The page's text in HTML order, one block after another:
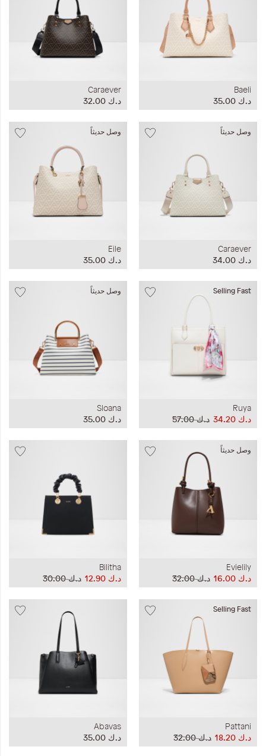
Baeli
د.ك‏ 35.00
Caraever
د.ك‏ 32.00
وصل حديثاً
Caraever
د.ك‏ 34.00
وصل حديثاً
Eile
د.ك‏ 35.00
Selling Fast
Ruya
د.ك‏ 57.00
د.ك‏ 34.20
وصل حديثاً
Sloana
د.ك‏ 35.00
وصل حديثاً
Evielily
د.ك‏ 32.00
د.ك‏ 16.00
Bilitha
د.ك‏ 30.00
د.ك‏ 12.90
Selling Fast
Pattani
د.ك‏ 32.00
د.ك‏ 18.20
Abavas
د.ك‏ 35.00